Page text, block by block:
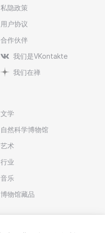
私隐政策
用户协议
合作伙伴
我们是VKontakte
我们在禅
文学
自然科学博物馆
艺术
行业
音乐
博物馆藏品